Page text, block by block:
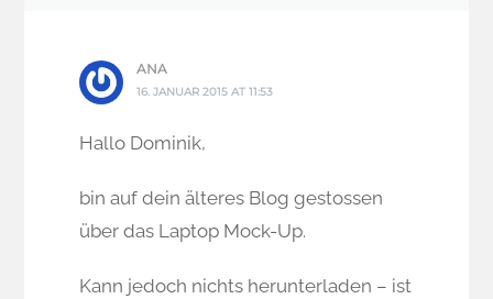
ANA
16. JANUAR 2015 AT 11:53
Hallo Dominik,
bin auf dein älteres Blog gestossen
über das Laptop Mock-Up.
Kann jedoch nichts herunterladen – ist